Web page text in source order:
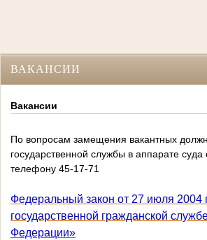
ВАКАНСИИ
Вакансии
По вопросам замещения вакантных
государственной службы в аппарате
телефону 45-17-71
Федеральный закон от 27 июля
государственной гражданской
Федерации»